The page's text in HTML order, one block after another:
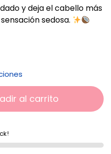
y deja el cabello más
sedosa.
al carrito